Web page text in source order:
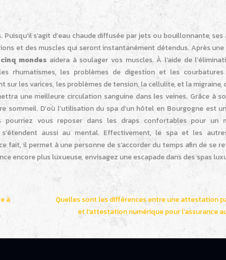
s’agit d’eau chaude diffusée par jets ou bouillonnante,
et des muscles qui seront instantanément détendus. Après une
mondes aidera à soulager vos muscles. À l’aide de
rhumatismes, les problèmes de digestion et les
sur les varices, les problèmes de tension, la cellulite, et la migraine,
une meilleure circulation sanguine dans les veines. Grâce à
sommeil. D’où l’utilisation du spa d’un hôtel en Bourgogne est
pourriez vous reposer dans les draps confortables pour un
aussi au mental. Effectivement, le spa et les
fait, il permet à une personne de s’accorder du temps afin de se
encore plus luxueuse, envisagez une escapade dans des spas
à
Quelles sont les différences entre une attestation
et l’attestation numérique pour l’assurance